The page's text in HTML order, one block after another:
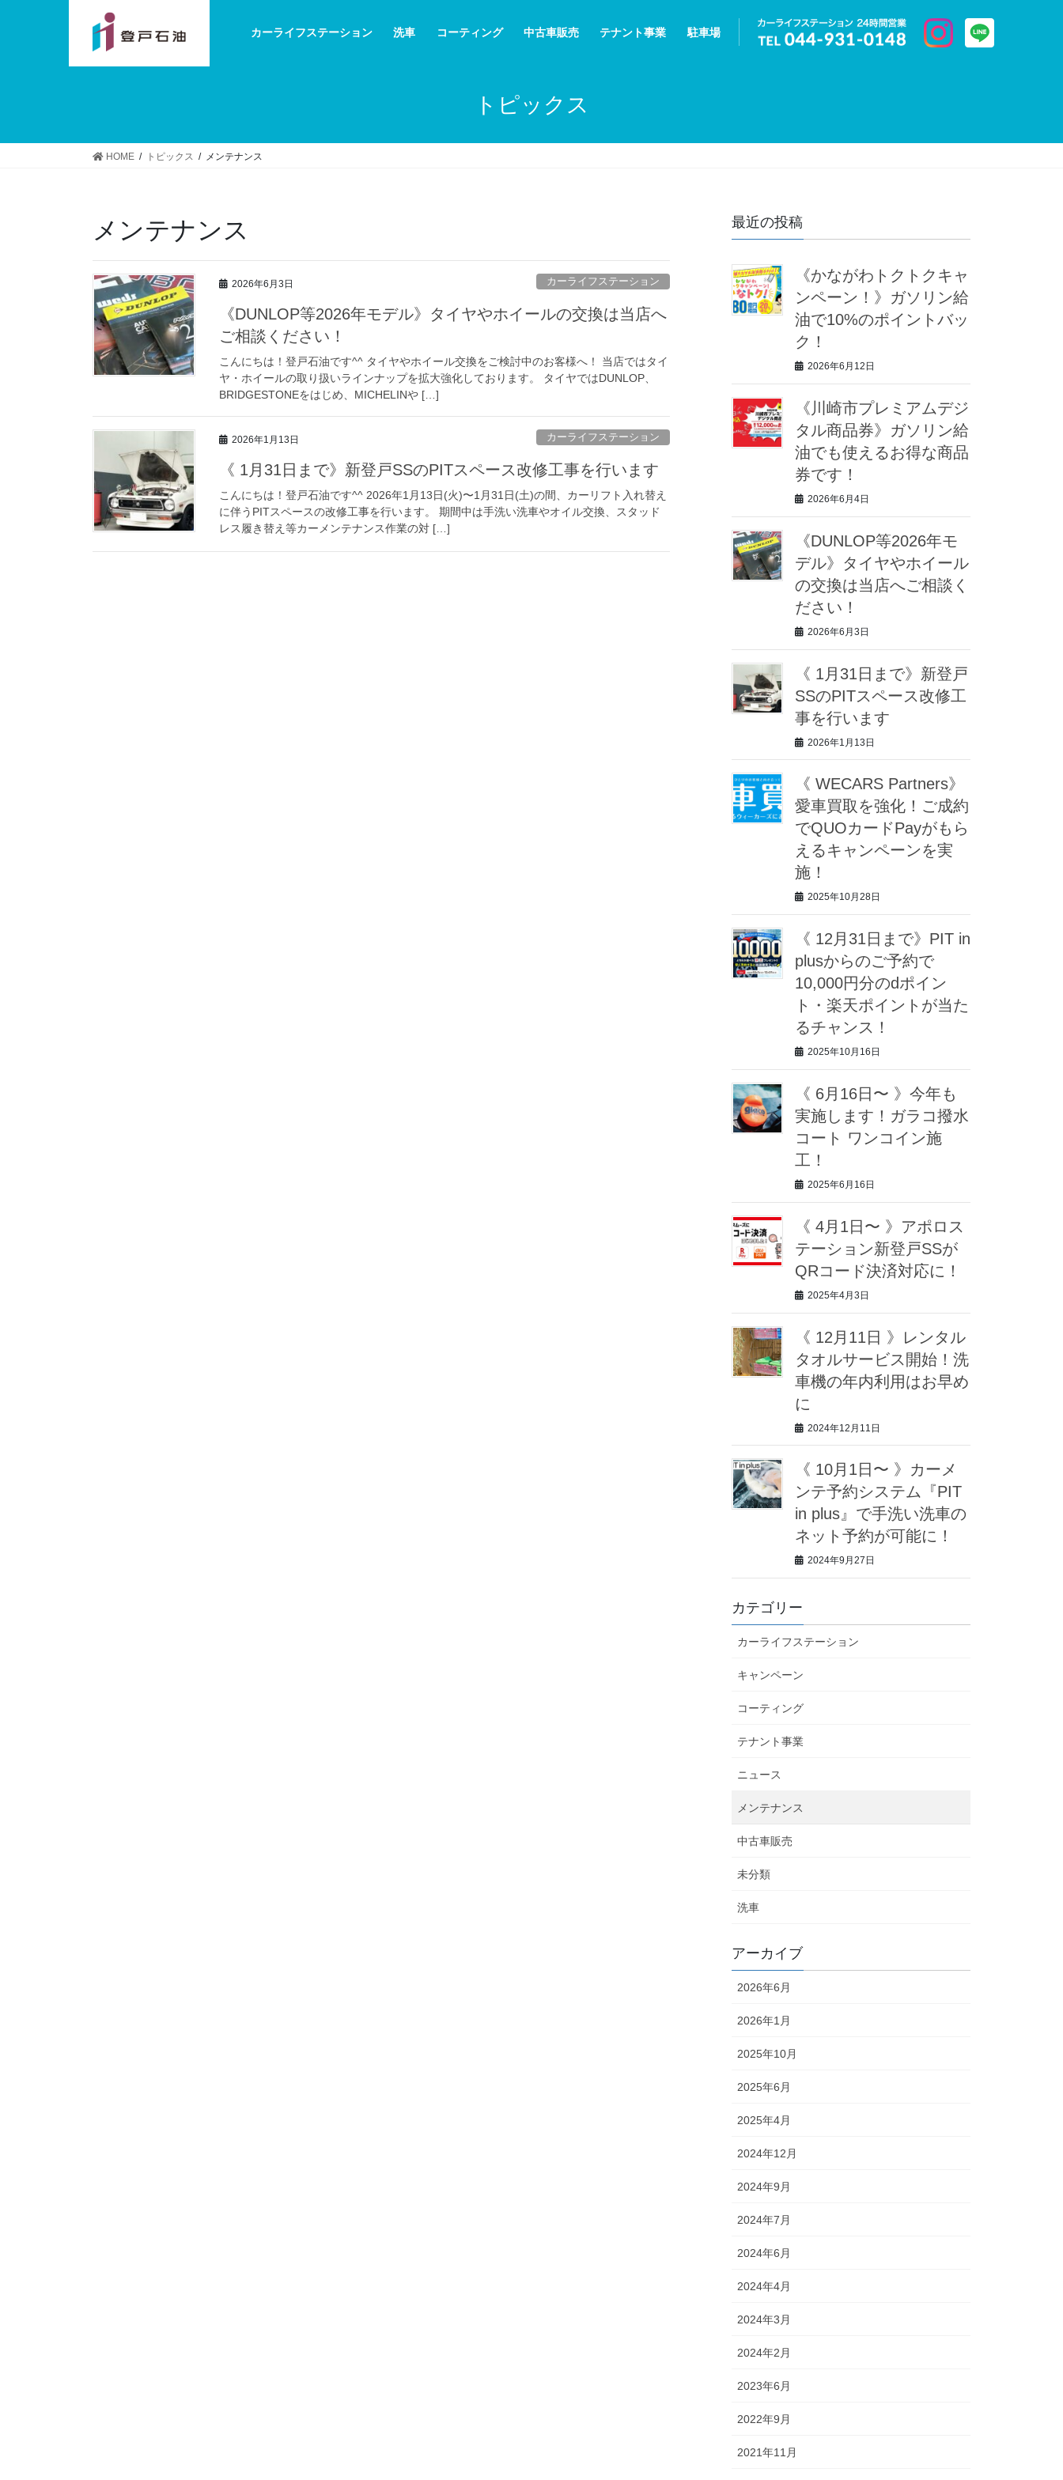
カーライフステーション 洗車 コーティング 中古車販売 テナント事業 駐車場
トピックス
HOME トピックス メンテナンス
メンテナンス
2026年6月3日 カーライフステーション
《DUNLOP等2026年モデル》タイヤやホイールの交換は当店へ
ご相談ください！
こんにちは！登戸石油です^^ タイヤやホイール交換をご検討中のお客様へ！ 当店ではタイ
ヤ・ホイールの取り扱いラインナップを拡大強化しております。 タイヤではDUNLOP、
BRIDGESTONEをはじめ、MICHELINや […]
2026年1月13日 カーライフステーション
《 1月31日まで》新登戸SSのPITスペース改修工事を行います
こんにちは！登戸石油です^^ 2026年1月13日(火)〜1月31日(土)の間、カーリフト入れ替え
に伴うPITスペースの改修工事を行います。 期間中は手洗い洗車やオイル交換、スタッド
レス履き替え等カーメンテナンス作業の対 […]
最近の投稿
《かながわトクトクキャ
ンペーン！》ガソリン給
油で10%のポイントバッ
ク！
2026年6月12日
《川崎市プレミアムデジ
タル商品券》ガソリン給
油でも使えるお得な商品
券です！
2026年6月4日
《DUNLOP等2026年モ
デル》タイヤやホイール
の交換は当店へご相談く
ださい！
2026年6月3日
《 1月31日まで》新登戸
SSのPITスペース改修工
事を行います
2026年1月13日
《 WECARS Partners》
愛車買取を強化！ご成約
でQUOカードPayがもら
えるキャンペーンを実
施！
2025年10月28日
《 12月31日まで》PIT in
plusからのご予約で
10,000円分のdポイン
ト・楽天ポイントが当た
るチャンス！
2025年10月16日
《 6月16日〜 》今年も
実施します！ガラコ撥水
コート ワンコイン施
工！
2025年6月16日
《 4月1日〜 》アポロス
テーション新登戸SSが
QRコード決済対応に！
2025年4月3日
《 12月11日 》レンタル
タオルサービス開始！洗
車機の年内利用はお早め
に
2024年12月11日
《 10月1日〜 》カーメ
ンテ予約システム『PIT
in plus』で手洗い洗車の
ネット予約が可能に！
2024年9月27日
カテゴリー
カーライフステーション
キャンペーン
コーティング
テナント事業
ニュース
メンテナンス
中古車販売
未分類
洗車
アーカイブ
2026年6月
2026年1月
2025年10月
2025年6月
2025年4月
2024年12月
2024年9月
2024年7月
2024年6月
2024年4月
2024年3月
2024年2月
2023年6月
2022年9月
2021年11月